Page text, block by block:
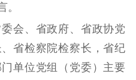
。
、省政府、省政协党
省检察院检察长，省纪
单位党组（党委）主要